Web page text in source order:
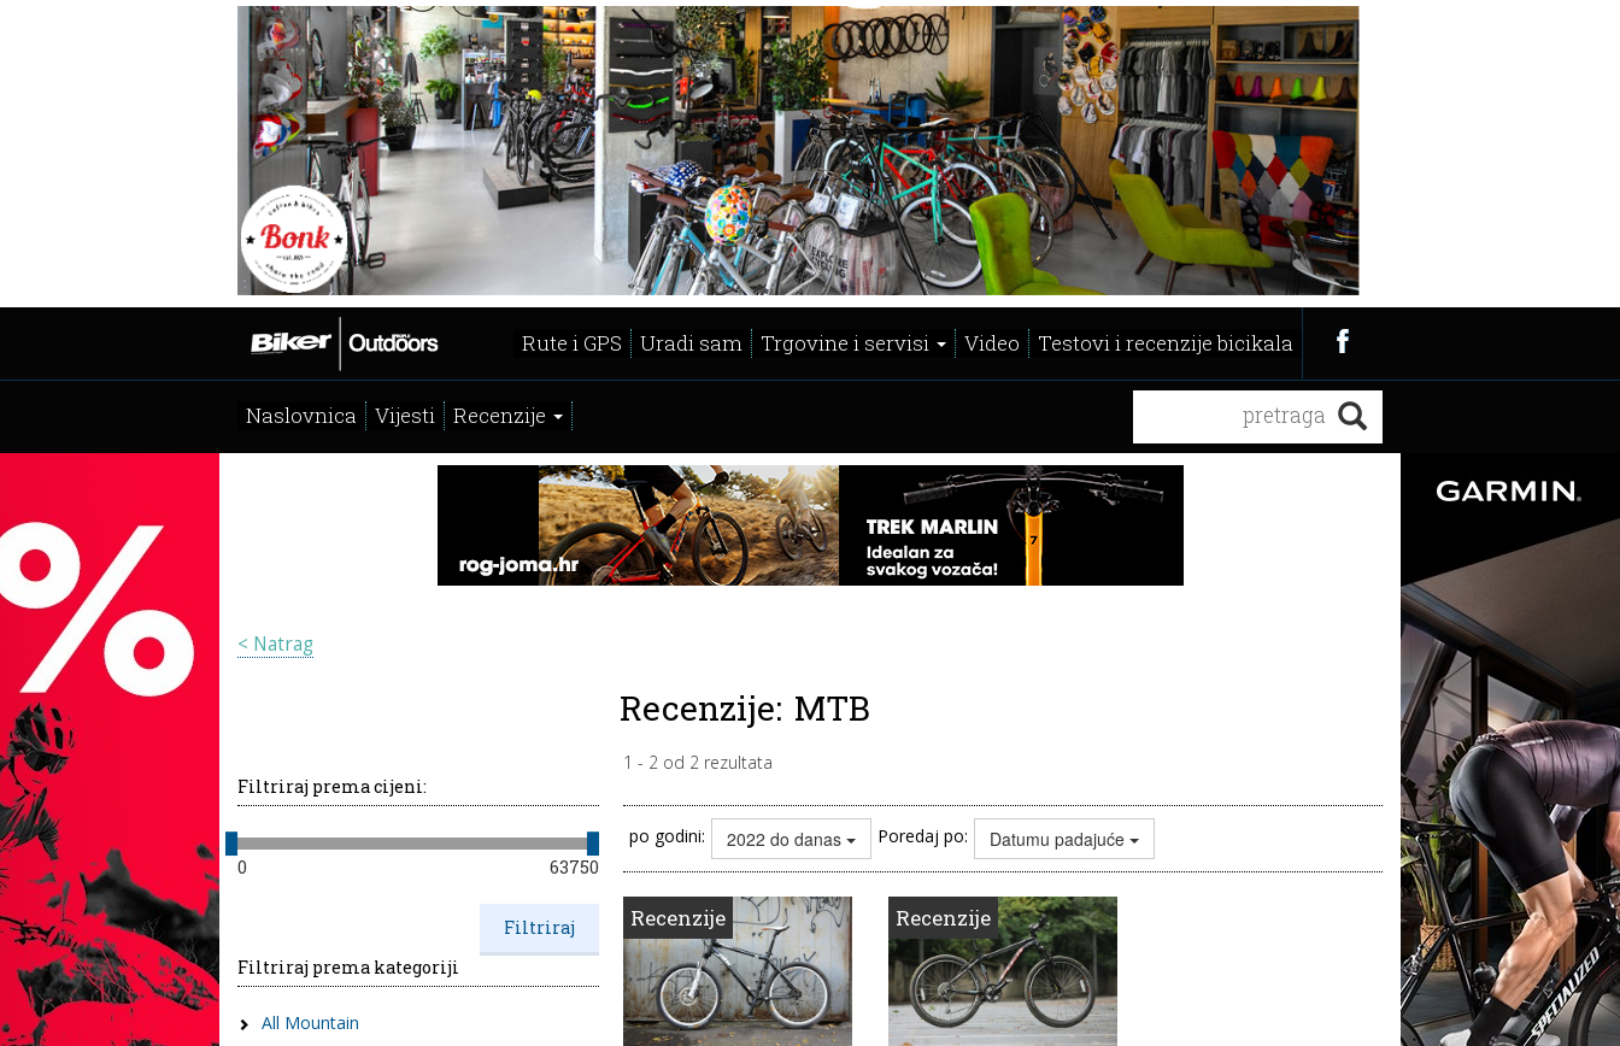
Rute i GPS Uradi sam Trgovine i servisi Video Testovi i recenzije bicikala
Naslovnica Vijesti Recenzije
< Natrag
Recenzije: MTB
1 - 2 od 2 rezultata
Filtriraj prema cijeni:
0 63750
Filtriraj prema kategoriji
All Mountain
po godini: 2022 do danas Poredaj po: Datumu padajuće
Recenzije Recenzije